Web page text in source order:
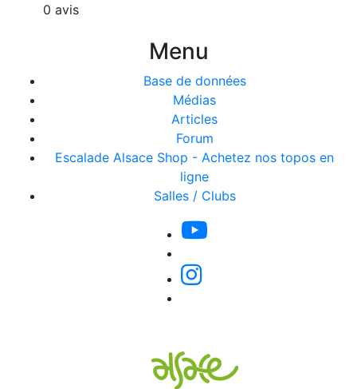
0 avis
Menu
Base de données
Médias
Articles
Forum
Escalade Alsace Shop - Achetez nos topos en
ligne
Salles / Clubs